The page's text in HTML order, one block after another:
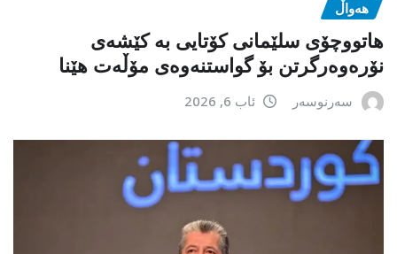
هەواڵ
هاتووچۆی سلێمانی کۆتایی بە کێشەی
نۆرەوەرگرتن بۆ گواستنەوەی مۆڵەت هێنا
سەرنوسەر ئاب 6, 2026